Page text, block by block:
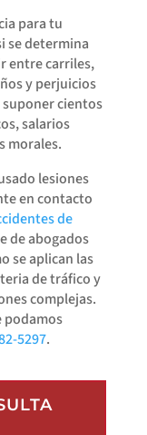
para tu
se determina
entre carriles,
y perjuicios
cientos
salarios
morales.
lesiones
en contacto
de
de abogados
se aplican las
de tráfico y
complejas.
podamos
5297.